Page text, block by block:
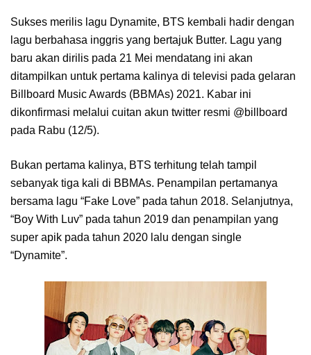
Sukses merilis lagu Dynamite, BTS kembali hadir dengan
lagu berbahasa inggris yang bertajuk Butter. Lagu yang
baru akan dirilis pada 21 Mei mendatang ini akan
ditampilkan untuk pertama kalinya di televisi pada gelaran
Billboard Music Awards (BBMAs) 2021. Kabar ini
dikonfirmasi melalui cuitan akun twitter resmi @billboard
pada Rabu (12/5).
Bukan pertama kalinya, BTS terhitung telah tampil
sebanyak tiga kali di BBMAs. Penampilan pertamanya
bersama lagu “Fake Love” pada tahun 2018. Selanjutnya,
“Boy With Luv” pada tahun 2019 dan penampilan yang
super apik pada tahun 2020 lalu dengan single
“Dynamite”.